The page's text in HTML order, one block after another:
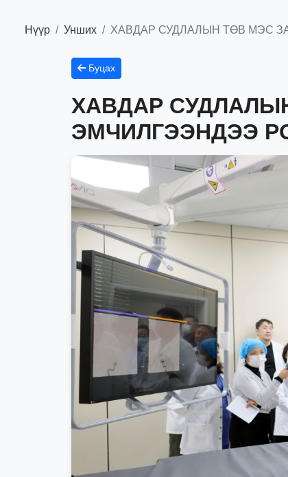
Нүүр Унших ХАВДАР СУДЛАЛЫН ТӨВ МЭС
Буцах
ХАВДАР
ЭМЧИЛГЭЭНДЭЭ